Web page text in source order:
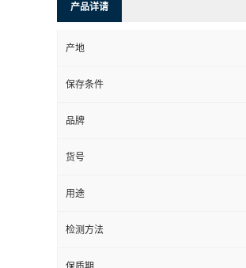
产品详请
产地
保存条件
品牌
货号
用途
检测方法